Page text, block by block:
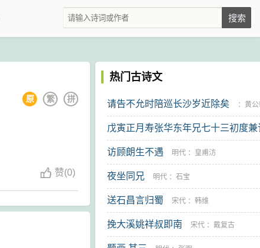
拼
繁
原
赞(0)
热门古诗文
请告不允时陪巡长沙岁近除矣 ： 黄
戊寅正月寿张华东年兄七十三初度兼
海之约 其二 明代： 毕自严
访顾朗生不遇 明代 ： 皇甫汸
夜坐同兄 明代 ： 石宝
送石昌言归蜀 宋代 ： 韩维
挽大溪姚祥叔即南 宋代 ： 戴复古